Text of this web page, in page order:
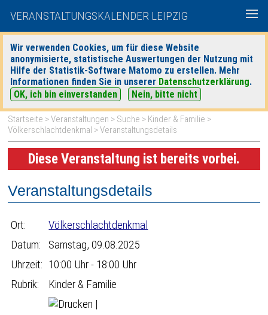
VERANSTALTUNGSKALENDER LEIPZIG
Wir verwenden Cookies, um für diese Website
anonymisierte, statistische Auswertungen der Nutzung mit
Hilfe der Statistik-Software Matomo zu erstellen. Mehr
Informationen finden Sie in unserer Datenschutzerklärung.
OK, ich bin einverstanden
Nein, bitte nicht
heute|morgen| Detaillierte Suche
Startseite >Veranstaltungen > Suche > Kinder & Familie >
Völkerschlachtdenkmal > Veranstaltungsdetails
Diese Veranstaltung ist bereits vorbei.
Veranstaltungsdetails
Ort:
Völkerschlachtdenkmal
Datum:
Samstag, 09.08.2025
Uhrzeit: 10:00 Uhr - 18:00 Uhr
Rubrik:
Kinder & Familie
|